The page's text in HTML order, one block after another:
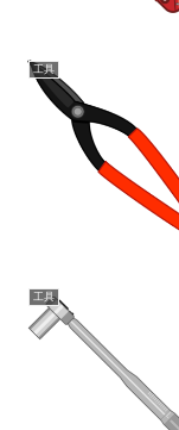
工具
工具